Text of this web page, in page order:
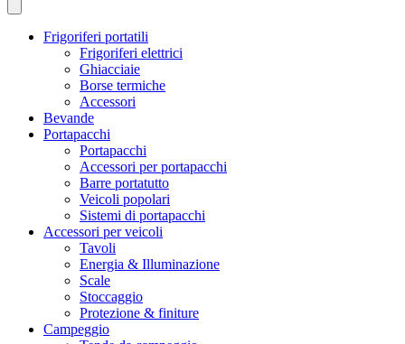
Frigoriferi portatili
Frigoriferi elettrici
Ghiacciaie
Borse termiche
Accessori
Bevande
Portapacchi
Portapacchi
Accessori per portapacchi
Barre portatutto
Veicoli popolari
Sistemi di portapacchi
Accessori per veicoli
Tavoli
Energia & Illuminazione
Scale
Stoccaggio
Protezione & finiture
Campeggio